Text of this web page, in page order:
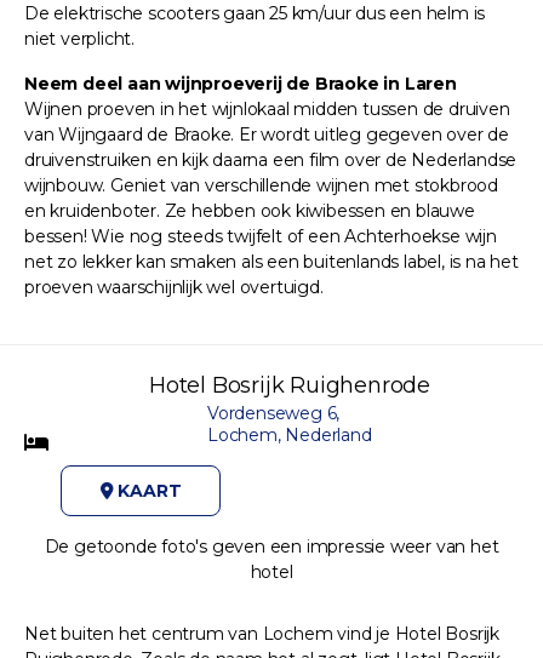
De elektrische scooters gaan 25 km/uur dus een helm is
niet verplicht.
Neem deel aan wijnproeverij de Braoke in Laren
Wijnen proeven in het wijnlokaal midden tussen de druiven
van Wijngaard de Braoke. Er wordt uitleg gegeven over de
druivenstruiken en kijk daarna een film over de Nederlandse
wijnbouw. Geniet van verschillende wijnen met stokbrood
en kruidenboter. Ze hebben ook kiwibessen en blauwe
bessen! Wie nog steeds twijfelt of een Achterhoekse wijn
net zo lekker kan smaken als een buitenlands label, is na het
proeven waarschijnlijk wel overtuigd.
Hotel Bosrijk Ruighenrode
Vordenseweg 6,
Lochem, Nederland
KAART
De getoonde foto's geven een impressie weer van het
hotel
Net buiten het centrum van Lochem vind je Hotel Bosrijk